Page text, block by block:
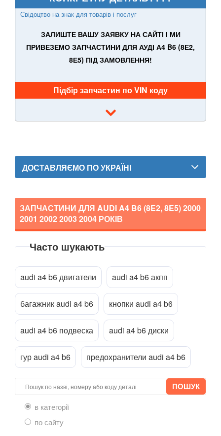
SMART keyboard_arrow_down
SUBARU
SUZUKI keyboard_arrow_down
В наявності! keyboard_arrow_down
Свідоцтво на знак для товарів і послуг
ЗАЛИШТЕ ВАШУ ЗАЯВКУ НА САЙТІ І МИ
ПРИВЕЗЕМО ЗАПЧАСТИНИ ДЛЯ АУДІ А4 B6 (8Е2,
8Е5) ПІД ЗАМОВЛЕННЯ!
Підбір запчастин по VIN коду
attach_fileПрикріпити файл
ДОСТАВЛЯЄМО ПО УКРАЇНІ
ЗАПЧАСТИНИ ДЛЯ AUDI A4 B6 (8E2, 8E5)2000
2001 2002 2003 2004 РОКІВ
Часто шукають
audi a4 b6 двигатели audi a4 b6 акпп
багажник audi a4 b6 кнопки audi a4 b6
audi a4 b6 подвеска audi a4 b6 диски
гур audi a4 b6 предохранители audi a4 b6
в категорії
по сайту